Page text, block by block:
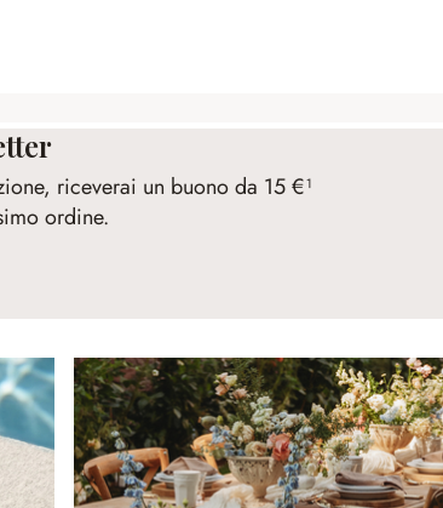
riceverai un buono da 15 €¹
ordine.